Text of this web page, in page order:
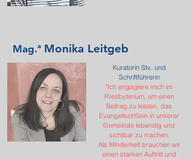
Mag.ª Monika Leitgeb
Kuratorin Stv. und
Schriftführerin
"Ich engagiere mich im
Presbyterium, um einen
Beitrag zu leisten, das
EvangelischSein in unserer
Gemeinde lebendig und
sichtbar zu machen.
Als Minderheit brauchen wir
einen starken Auftritt und